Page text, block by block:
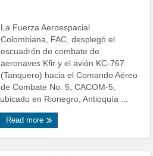
La Fuerza Aeroespacial
Colombiana, FAC, desplegó el
escuadrón de combate de
aeronaves Kfir y el avión KC-767
(Tanquero) hacia el Comando Aéreo
de Combate No. 5, CACOM-5,
ubicado en Rionegro, Antioquía ...
Read more